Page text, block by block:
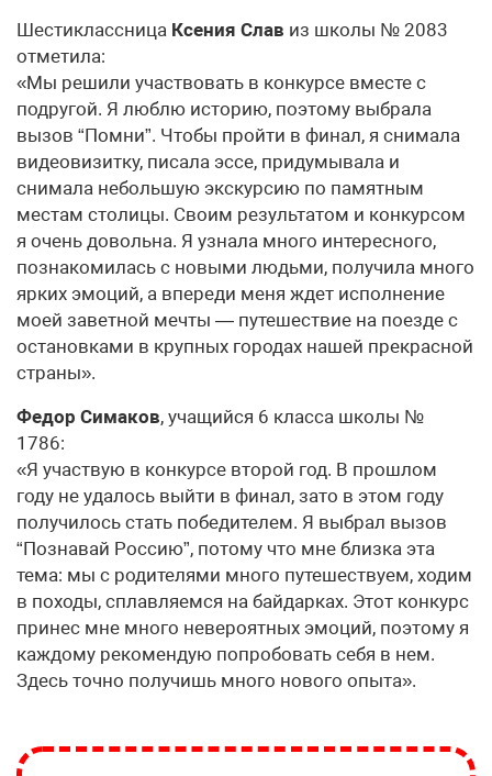
Шестиклассница Ксения Слав из школы № 2083
отметила:
«Мы решили участвовать в конкурсе вместе с
подругой. Я люблю историю, поэтому выбрала
вызов “Помни”. Чтобы пройти в финал, я снимала
видеовизитку, писала эссе, придумывала и
снимала небольшую экскурсию по памятным
местам столицы. Своим результатом и конкурсом
я очень довольна. Я узнала много интересного,
познакомилась с новыми людьми, получила много
ярких эмоций, а впереди меня ждет исполнение
моей заветной мечты — путешествие на поезде с
остановками в крупных городах нашей прекрасной
страны».
Федор Симаков, учащийся 6 класса школы №
1786:
«Я участвую в конкурсе второй год. В прошлом
году не удалось выйти в финал, зато в этом году
получилось стать победителем. Я выбрал вызов
“Познавай Россию”, потому что мне близка эта
тема: мы с родителями много путешествуем, ходим
в походы, сплавляемся на байдарках. Этот конкурс
принес мне много невероятных эмоций, поэтому я
каждому рекомендую попробовать себя в нем.
Здесь точно получишь много нового опыта».